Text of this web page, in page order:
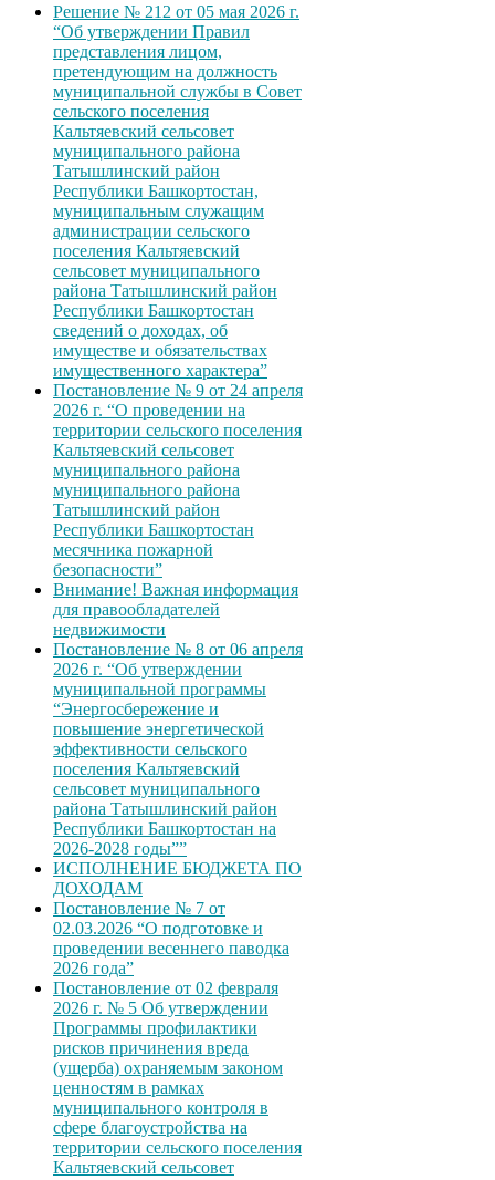
Решение № 212 от 05 мая 2026 г.
“Об утверждении Правил
представления лицом,
претендующим на должность
муниципальной службы в Совет
сельского поселения
Кальтяевский сельсовет
муниципального района
Татышлинский район
Республики Башкортостан,
муниципальным служащим
администрации сельского
поселения Кальтяевский
сельсовет муниципального
района Татышлинский район
Республики Башкортостан
сведений о доходах, об
имуществе и обязательствах
имущественного характера”
Постановление № 9 от 24 апреля
2026 г. “О проведении на
территории сельского поселения
Кальтяевский сельсовет
муниципального района
муниципального района
Татышлинский район
Республики Башкортостан
месячника пожарной
безопасности”
Внимание! Важная информация
для правообладателей
недвижимости
Постановление № 8 от 06 апреля
2026 г. “Об утверждении
муниципальной программы
“Энергосбережение и
повышение энергетической
эффективности сельского
поселения Кальтяевский
сельсовет муниципального
района Татышлинский район
Республики Башкортостан на
2026-2028 годы””
ИСПОЛНЕНИЕ БЮДЖЕТА ПО
ДОХОДАМ
Постановление № 7 от
02.03.2026 “О подготовке и
проведении весеннего паводка
2026 года”
Постановление от 02 февраля
2026 г. № 5 Об утверждении
Программы профилактики
рисков причинения вреда
(ущерба) охраняемым законом
ценностям в рамках
муниципального контроля в
сфере благоустройства на
территории сельского поселения
Кальтяевский сельсовет